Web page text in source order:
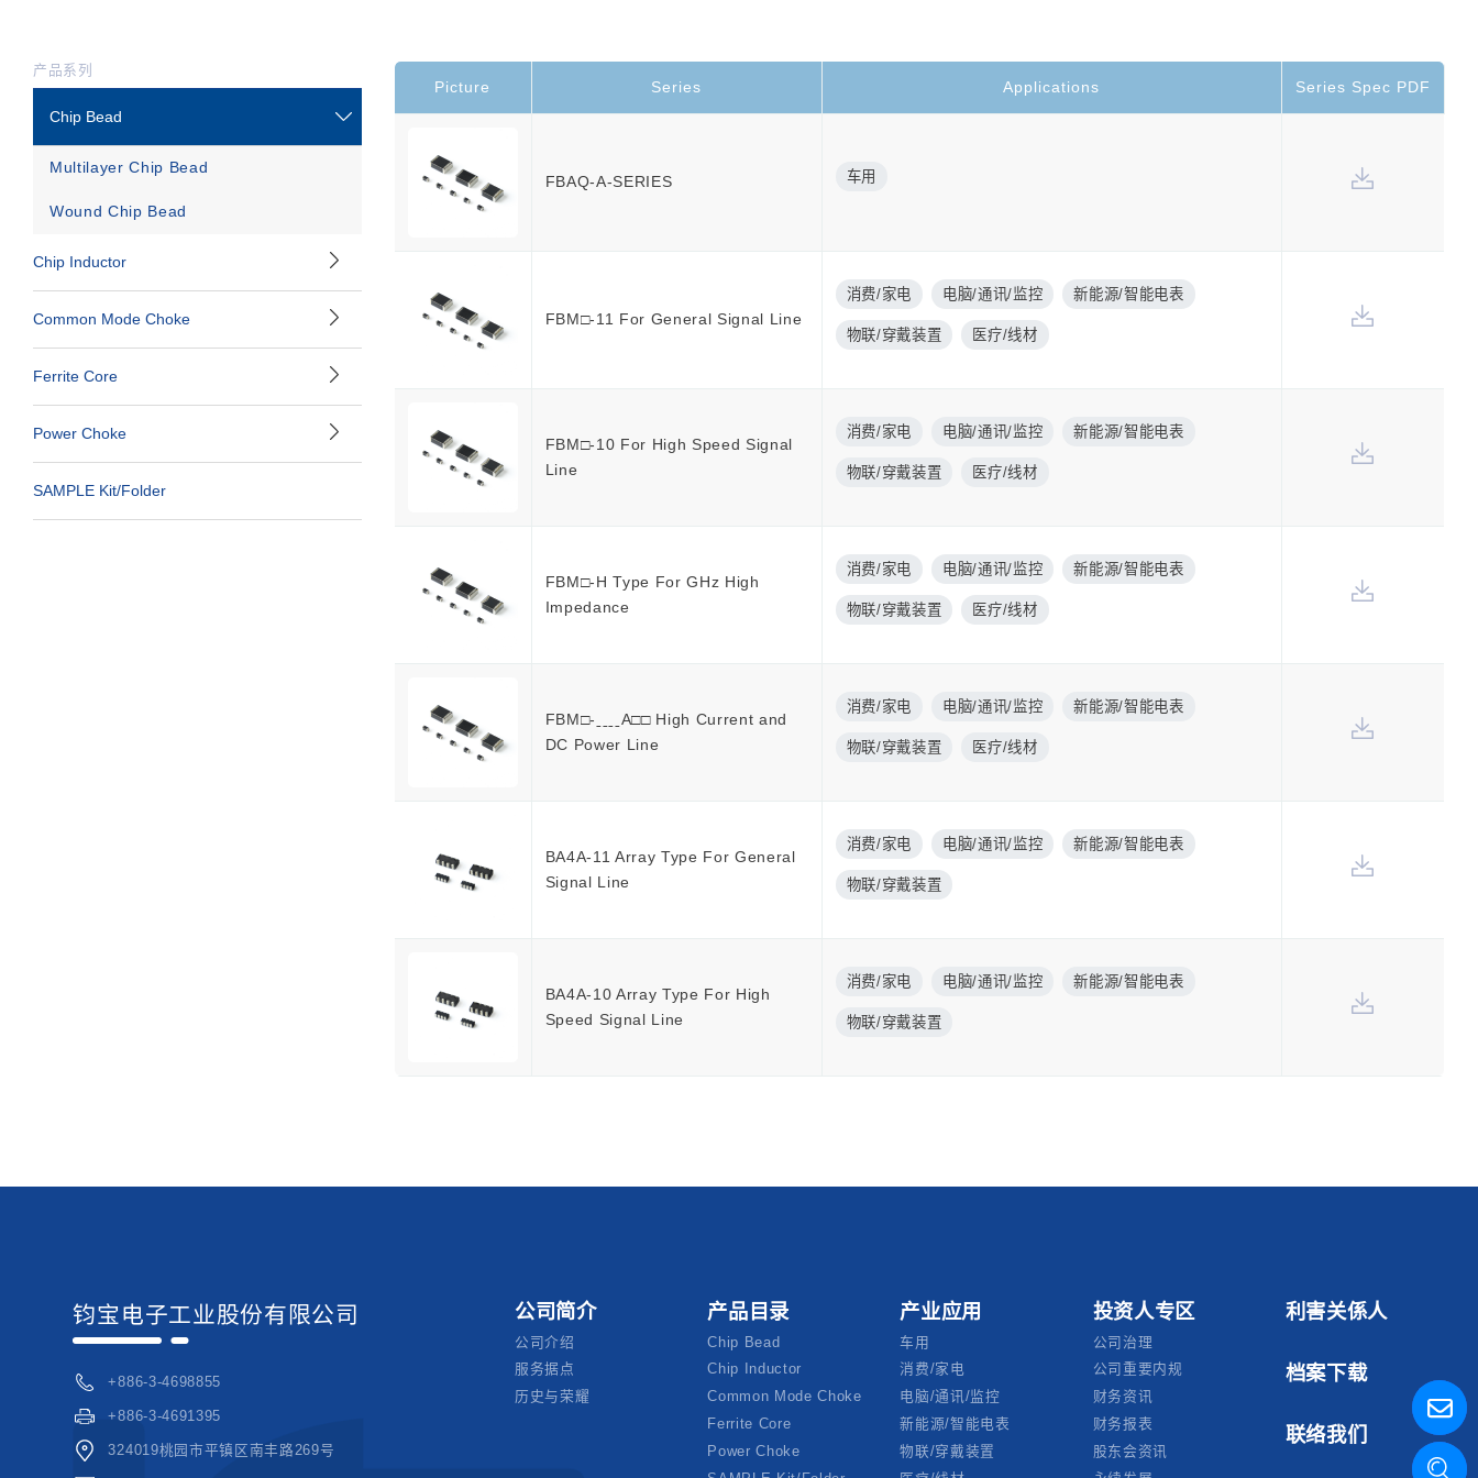
产品系列
Chip Bead
Multilayer Chip Bead
Wound Chip Bead
Chip Inductor
Common Mode Choke
Ferrite Core
Power Choke
SAMPLE Kit/folder
Picture Series Applications Series Spec PDF
FBAQ-A-SERIES 车用
FBM□-11 For General Signal Line
消费/家电 电脑/通讯/监控 新能源/智能电表
物联/穿戴装置 医疗/线材
FBM□-10 For High Speed Signal
Line
消费/家电 电脑/通讯/监控 新能源/智能电表
物联/穿戴装置 医疗/线材
FBM□-H Type For GHz High
Impedance
消费/家电 电脑/通讯/监控 新能源/智能电表
物联/穿戴装置 医疗/线材
FBM□-ˍˍˍˍA□□ High Current and
DC Power Line
消费/家电 电脑/通讯/监控 新能源/智能电表
物联/穿戴装置 医疗/线材
BA4A-11 Array Type For General
Signal Line
消费/家电 电脑/通讯/监控 新能源/智能电表
物联/穿戴装置
BA4A-10 Array Type For High
Speed Signal Line
消费/家电 电脑/通讯/监控 新能源/智能电表
物联/穿戴装置
钧宝电子工业股份有限公司
+886-3-4698855
+886-3-4691395
324019桃园市平镇区南丰路269号
公司简介
公司介绍
服务据点
历史与荣耀
产品目录
Chip Bead
Chip Inductor
Common Mode Choke
Ferrite Core
Power Choke
产业应用
车用
消费/家电
电脑/通讯/监控
新能源/智能电表
物联/穿戴装置
投资人专区
公司治理
公司重要内规
财务资讯
财务报表
股东会资讯
利害关係人
档案下载
联络我们